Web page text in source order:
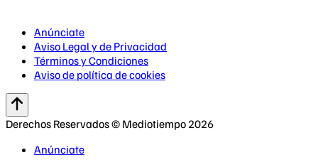
Anúnciate
Aviso Legal y de Privacidad
Términos y Condiciones
Aviso de política de cookies
Derechos Reservados © Mediotiempo 2026
Anúnciate